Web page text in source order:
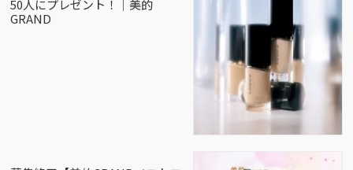
50人にプレゼント！｜美的
GRAND